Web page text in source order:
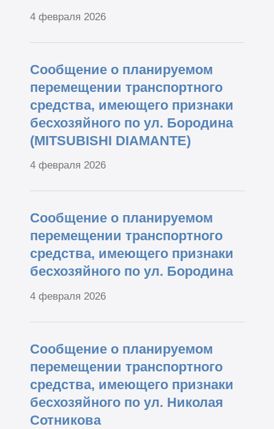
4 февраля 2026
Сообщение о планируемом
перемещении транспортного
средства, имеющего признаки
бесхозяйного по ул. Бородина
(MITSUBISHI DIAMANTE)
4 февраля 2026
Сообщение о планируемом
перемещении транспортного
средства, имеющего признаки
бесхозяйного по ул. Бородина
4 февраля 2026
Сообщение о планируемом
перемещении транспортного
средства, имеющего признаки
бесхозяйного по ул. Николая
Сотникова